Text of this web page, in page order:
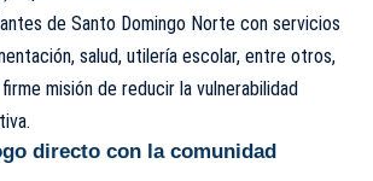
de Santo Domingo Norte con servicios
salud, utilería escolar, entre otros,
misión de reducir la vulnerabilidad
directo con la comunidad